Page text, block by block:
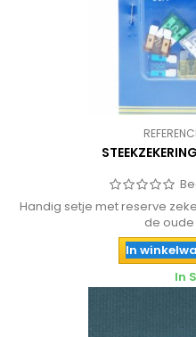
Handig setje met reserve
de oude
In
In